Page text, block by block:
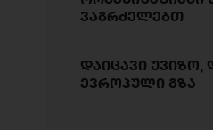
ვაგრძელებთ
დაიცავი უვიზო,
ევროპული გზა